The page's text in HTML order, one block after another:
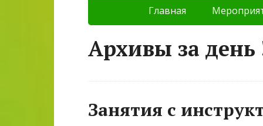
Главная
Архивы за день
Занятия с